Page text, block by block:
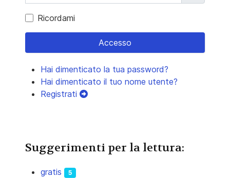
Ricordami
Accesso
Hai dimenticato la tua password?
Hai dimenticato il tuo nome utente?
Registrati
Suggerimenti per la lettura:
gratis 5